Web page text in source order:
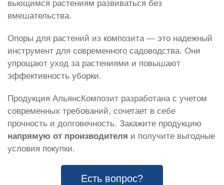
вьющимся растениям развиваться без
вмешательства.
Опоры для растений из композита — это надежный
инструмент для современного садоводства. Они
упрощают уход за растениями и повышают
эффективность уборки.
Продукция АльянсКомпозит разработана с учетом
современных требований, сочетает в себе
прочность и долговечность. Закажите продукцию
напрямую от производителя и получите выгодные
условия покупки.
Есть вопрос?